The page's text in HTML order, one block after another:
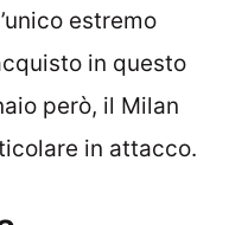
estremo
in questo
però, il Milan
in attacco.